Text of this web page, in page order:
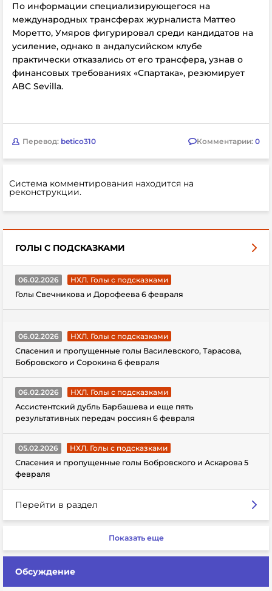
По информации специализирующегося на
международных трансферах журналиста Маттео
Моретто, Умяров фигурировал среди кандидатов на
усиление, однако в андалусийском клубе
практически отказались от его трансфера, узнав о
финансовых требованиях «Спартака», резюмирует
ABC Sevilla.
Перевод: betico310 Комментарии: 0
Система комментирования находится на
реконструкции.
ГОЛЫ С ПОДСКАЗКАМИ
06.02.2026
НХЛ. Голы с подсказками
Голы Свечникова и Дорофеева 6 февраля
06.02.2026
НХЛ. Голы с подсказками
Спасения и пропущенные голы Василевского, Тарасова,
Бобровского и Сорокина 6 февраля
06.02.2026
НХЛ. Голы с подсказками
Ассистентский дубль Барбашева и еще пять
результативных передач россиян 6 февраля
05.02.2026
НХЛ. Голы с подсказками
Спасения и пропущенные голы Бобровского и Аскарова 5
февраля
Перейти в раздел
Показать еще
Обсуждение